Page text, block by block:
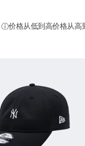
价格从低到高价格从高